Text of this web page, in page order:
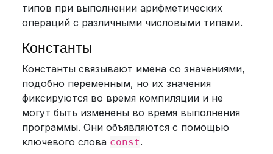
типов при выполнении арифметических
операций с различными числовыми типами.
Константы
Константы связывают имена со значениями,
подобно переменным, но их значения
фиксируются во время компиляции и не
могут быть изменены во время выполнения
программы. Они объявляются с помощью
ключевого слова const.